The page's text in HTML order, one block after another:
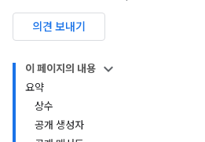
의견 보내기
이 페이지의 내용
요약
상수
공개 생성자